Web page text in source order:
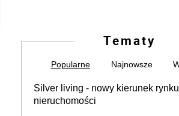
Tematy
Popularne Najnowsze
Silver living - nowy kierunek rynku
nieruchomości